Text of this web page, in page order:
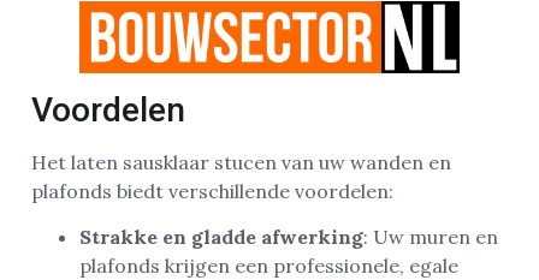
Voordelen
Het laten sausklaar stucen van uw wanden en
plafonds biedt verschillende voordelen:
Strakke en gladde afwerking: Uw muren en
plafonds krijgen een professionele, egale